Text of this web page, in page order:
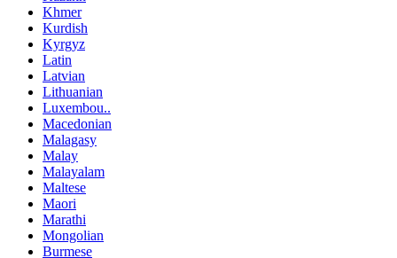
Khmer
Kurdish
Kyrgyz
Latin
Latvian
Lithuanian
Luxembou..
Macedonian
Malagasy
Malay
Malayalam
Maltese
Maori
Marathi
Mongolian
Burmese